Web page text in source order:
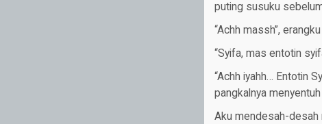
puting susuku
“Achh massh”,
“Syifa, mas entotin
“Achh iyahh… Entotin
pangkalnya
Aku mendesah-desah